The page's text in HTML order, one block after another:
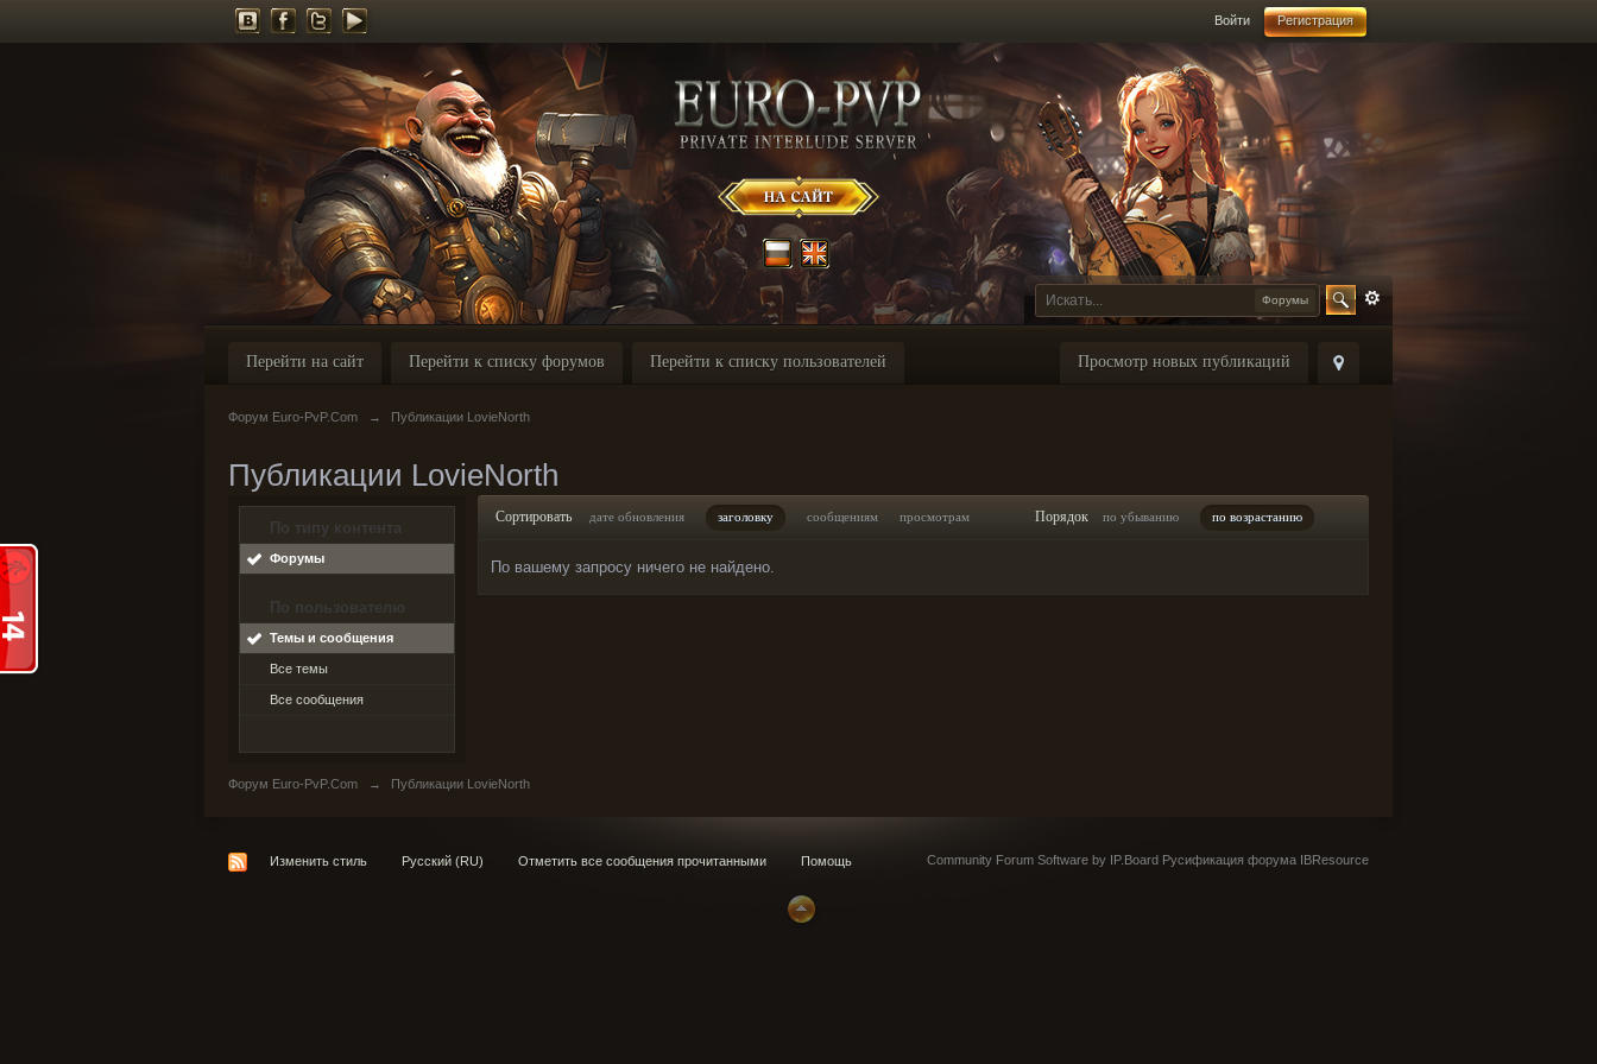
Войти Регистрация
Форумы
Просмотр новых публикаций
Перейти на сайт Перейти к списку форумов Перейти к списку пользователей
Форум Euro-PvP.Com → Публикации LovieNorth
Публикации LovieNorth
По типу контента
Форумы
По пользователю
Темы и сообщения
Все темы
Все сообщения
Сортировать дате обновления заголовку сообщениям просмотрам Порядок по убыванию по возрастанию
По вашему запросу ничего не найдено.
Форум Euro-PvP.Com → Публикации LovieNorth
Изменить стиль Русский (RU) Отметить все сообщения прочитанными Помощь Community Forum Software by IP.Board Русификация форума IBResource